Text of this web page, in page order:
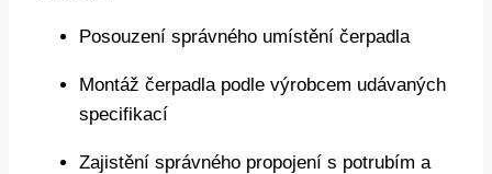
Posouzení správného umístění čerpadla
Montáž čerpadla podle výrobcem udávaných
specifikací
Zajistění správného propojení s potrubím a